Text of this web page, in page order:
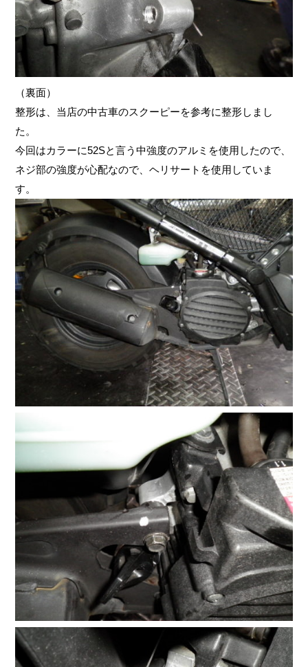
（裏面）
整形は、当店の中古車のスクーピーを参考に整形しまし
た。
今回はカラーに52Sと言う中強度のアルミを使用したので、
ネジ部の強度が心配なので、ヘリサートを使用していま
す。